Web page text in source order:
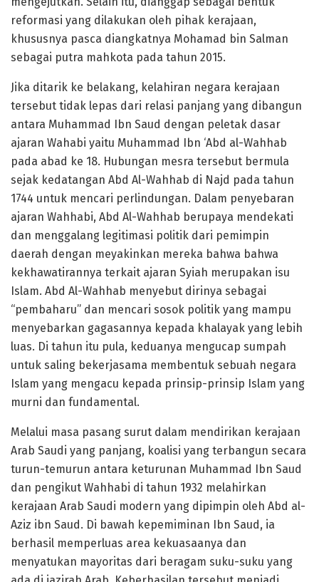
reformasi yang dilakukan oleh pihak kerajaan,
khususnya pasca diangkatnya Mohamad bin Salman
sebagai putra mahkota pada tahun 2015.
Jika ditarik ke belakang, kelahiran negara kerajaan
tersebut tidak lepas dari relasi panjang yang dibangun
antara Muhammad Ibn Saud dengan peletak dasar
ajaran Wahabi yaitu Muhammad Ibn ‘Abd al-Wahhab
pada abad ke 18. Hubungan mesra tersebut bermula
sejak kedatangan Abd Al-Wahhab di Najd pada tahun
1744 untuk mencari perlindungan. Dalam penyebaran
ajaran Wahhabi, Abd Al-Wahhab berupaya mendekati
dan menggalang legitimasi politik dari pemimpin
daerah dengan meyakinkan mereka bahwa bahwa
kekhawatirannya terkait ajaran Syiah merupakan isu
Islam. Abd Al-Wahhab menyebut dirinya sebagai
“pembaharu” dan mencari sosok politik yang mampu
menyebarkan gagasannya kepada khalayak yang lebih
luas. Di tahun itu pula, keduanya mengucap sumpah
untuk saling bekerjasama membentuk sebuah negara
Islam yang mengacu kepada prinsip-prinsip Islam yang
murni dan fundamental.
Melalui masa pasang surut dalam mendirikan kerajaan
Arab Saudi yang panjang, koalisi yang terbangun secara
turun-temurun antara keturunan Muhammad Ibn Saud
dan pengikut Wahhabi di tahun 1932 melahirkan
kerajaan Arab Saudi modern yang dipimpin oleh Abd al-
Aziz ibn Saud. Di bawah kepemiminan Ibn Saud, ia
berhasil memperluas area kekuasaanya dan
menyatukan mayoritas dari beragam suku-suku yang